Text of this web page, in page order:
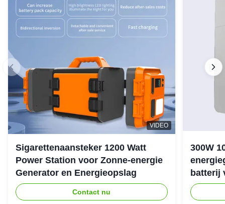
VIDEO
Sigarettenaansteker 1200 Watt
Power Station voor Zonne-energie
Generator en Energieopslag
Contact nu
300W
batterij